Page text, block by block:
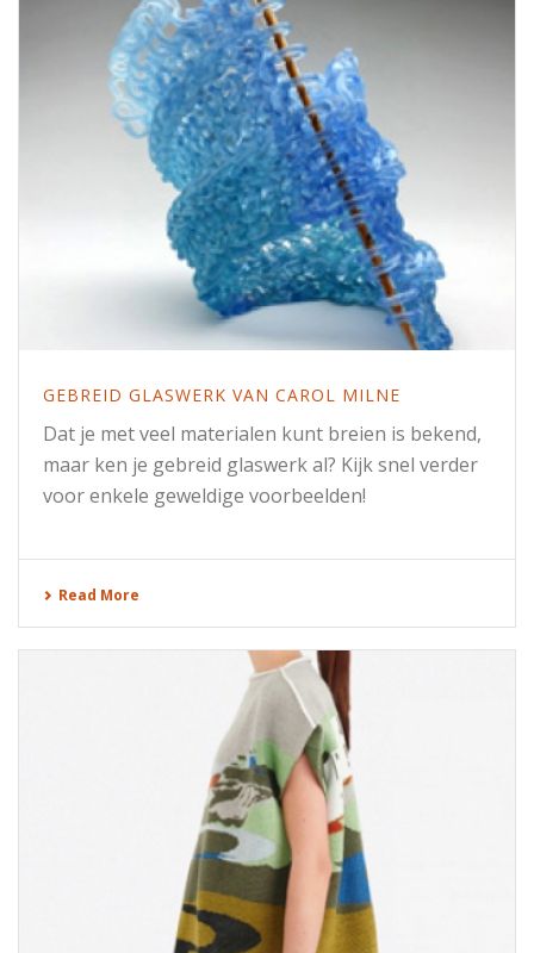
GEBREID GLASWERK VAN CAROL MILNE
Dat je met veel materialen kunt breien is bekend,
maar ken je gebreid glaswerk al? Kijk snel verder
voor enkele geweldige voorbeelden!
Read More